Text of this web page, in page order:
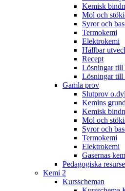
Kemisk
Mol och
Syror och
Termokemi
Elektrokemi
Hållbar
Recept
Lösningar till
Lösningar
Gamla prov
Slutprov
Kemins
Kemisk
Mol och
Syror och
Termokemi
Elektrokemi
Gasernas
Pedagogiska
Kemi 2
Kursscheman